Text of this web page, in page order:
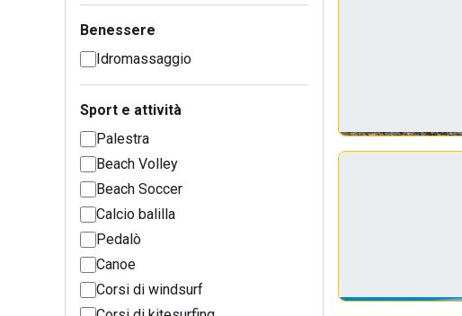
Benessere
Idromassaggio
Sport e attività
Palestra
Beach Volley
Beach Soccer
Calcio balilla
Pedalò
Canoe
Corsi di windsurf